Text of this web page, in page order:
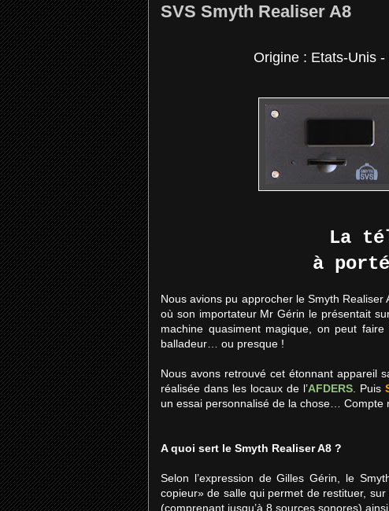
SVS Smyth Realiser A8
Origine : Etats-Unis
La
à
Nous avions pu approcher le Smyth Realiser
où son importateur Mr Gérin le présentait
machine quasiment magique, on peut
balladeur… ou presque !
Nous avons retrouvé cet étonnant appareil
réalisée dans les locaux de l’AFDERS . Puis
un essai personnalisé de la chose… Compte
A quoi sert le Smyth Realiser A8 ?
Selon l’expression de Gilles Gérin, le
copieur» de salle qui permet de restituer,
(comprenant jusqu’à 8 sources sonores)